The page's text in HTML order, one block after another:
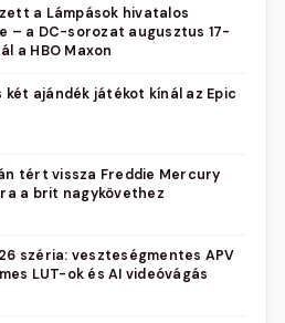
a Lámpások hivatalos
– a DC-sorozat augusztus 17-
a HBO Maxon
két ajándék játékot kínál az Epic
tért vissza Freddie Mercury
a brit nagykövethez
széria: veszteségmentes APV
LUT-ok és AI videóvágás